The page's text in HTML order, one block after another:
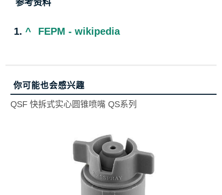
参考资料
^ FEPM - wikipedia
你可能也会感兴趣
QSF 快拆式实心圆锥喷嘴 QS系列